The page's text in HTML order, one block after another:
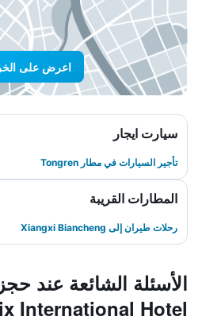
اعرض على
سيارت ايجار
تأجير السيارات في مطار Tongren
المطارات القريبة
رحلات طيران إلى Xiangxi Biancheng
International Hotel